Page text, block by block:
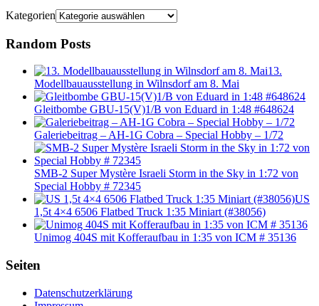
Kategorien
Random Posts
13.
Modellbauausstellung in Wilnsdorf am 8. Mai
Gleitbombe GBU-15(V)1/B von Eduard in 1:48 #648624
Galeriebeitrag – AH-1G Cobra – Special Hobby – 1/72
SMB-2 Super Mystère Israeli Storm in the Sky in 1:72 von
Special Hobby # 72345
US
1,5t 4×4 6506 Flatbed Truck 1:35 Miniart (#38056)
Unimog 404S mit Kofferaufbau in 1:35 von ICM # 35136
Seiten
Datenschutzerklärung